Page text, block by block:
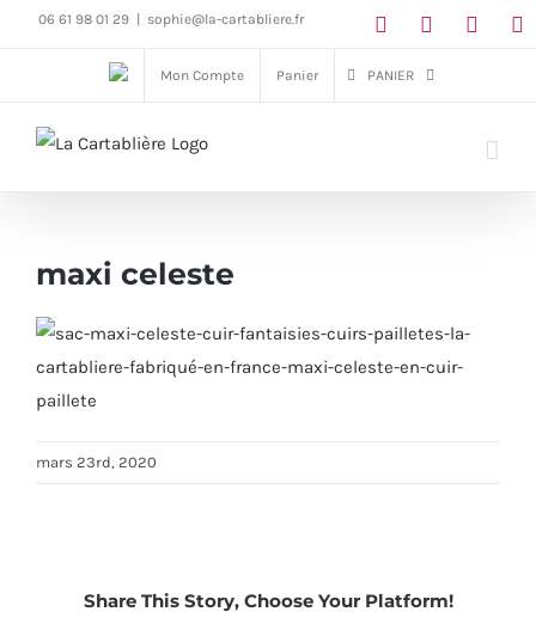
Passer06 61 98 01 29 sophie@la-cartabliere.fr
Mon Compte Panier PANIER
maxi celeste
mars 23rd, 2020
Share This Story, Choose Your Platform!